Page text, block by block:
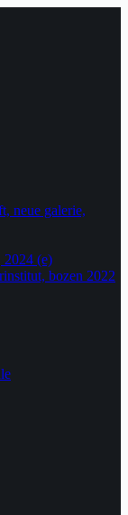
neue galerie,
2024 (e)
bozen 2022